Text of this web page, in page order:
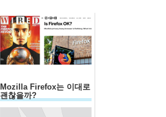
Mozilla Firefox는 이대로
괜찮을까?